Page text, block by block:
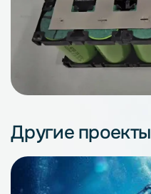
Другие проекты